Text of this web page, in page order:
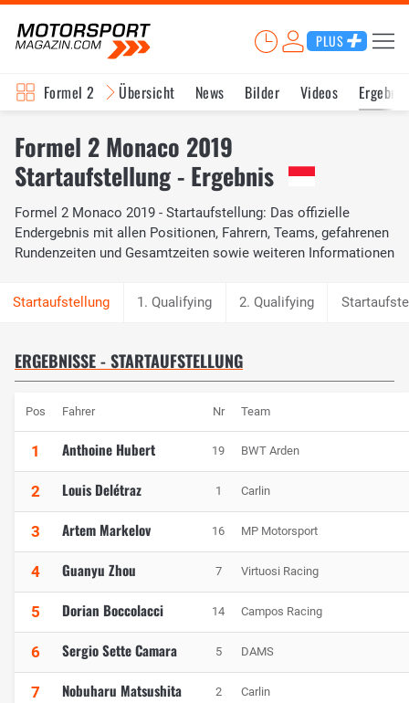
PLUS
Formel 2 Übersicht News Bilder Videos
Formel 2 Monaco 2019
Startaufstellung - Ergebnis
Formel 2 Monaco 2019 - Startaufstellung: Das offizielle
Endergebnis mit allen Positionen, Fahrern, Teams, gefahrenen
Rundenzeiten und Gesamtzeiten sowie weiteren Informationen
1. Qualifying 2. Qualifying
ERGEBNISSE - STARTAUFSTELLUNG
Pos Fahrer Nr Team
1 Anthoine Hubert 19 BWT Arden
2 Louis Delétraz 1 Carlin
3 Artem Markelov 16 MP Motorsport
4 Guanyu Zhou 7 Virtuosi Racing
5 Dorian Boccolacci 14 Campos Racing
6 Sergio Sette Camara 5 DAMS
7 Nobuharu Matsushita 2 Carlin